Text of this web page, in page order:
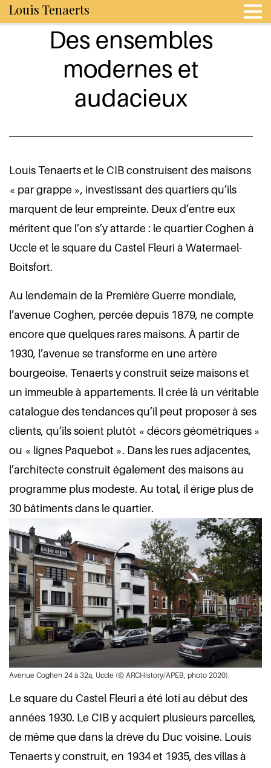
Louis Tenaerts
Des ensembles
modernes et
audacieux
Louis Tenaerts et le CIB construisent des maisons
« par grappe », investissant des quartiers qu’ils
marquent de leur empreinte. Deux d’entre eux
méritent que l’on s’y attarde : le quartier Coghen à
Uccle et le square du Castel Fleuri à Watermael-
Boitsfort.
Au lendemain de la Première Guerre mondiale,
l’avenue Coghen, percée depuis 1879, ne compte
encore que quelques rares maisons. À partir de
1930, l’avenue se transforme en une artère
bourgeoise. Tenaerts y construit seize maisons et
un immeuble à appartements. Il crée là un véritable
catalogue des tendances qu’il peut proposer à ses
clients, qu’ils soient plutôt « décors géométriques »
ou « lignes Paquebot ». Dans les rues adjacentes,
l’architecte construit également des maisons au
programme plus modeste. Au total, il érige plus de
30 bâtiments dans le quartier.
Avenue Coghen 24 à 32a, Uccle (© ARCHistory/APEB, photo 2020).
Le square du Castel Fleuri a été loti au début des
années 1930. Le CIB y acquiert plusieurs parcelles,
de même que dans la drève du Duc voisine. Louis
Tenaerts y construit, en 1934 et 1935, des villas à